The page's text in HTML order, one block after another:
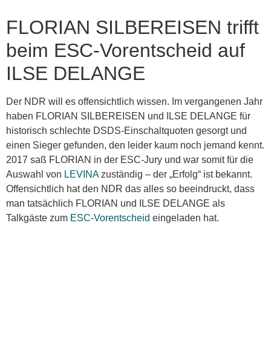
FLORIAN SILBEREISEN trifft
beim ESC-Vorentscheid auf
ILSE DELANGE
Der NDR will es offensichtlich wissen. Im vergangenen Jahr
haben FLORIAN SILBEREISEN und ILSE DELANGE für
historisch schlechte DSDS-Einschaltquoten gesorgt und
einen Sieger gefunden, den leider kaum noch jemand kennt.
2017 saß FLORIAN in der ESC-Jury und war somit für die
Auswahl von LEVINAzuständig – der „Erfolg“ ist bekannt.
Offensichtlich hat den NDR das alles so beeindruckt, dass
man tatsächlich FLORIAN und ILSE DELANGE als
Talkgäste zum ESC-Vorentscheid eingeladen hat.